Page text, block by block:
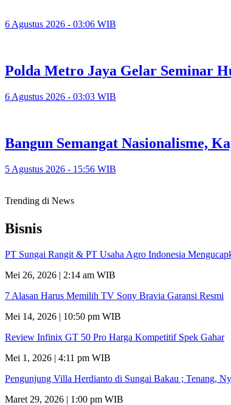
6 Agustus 2026 - 03:06 WIB
Polda Metro Jaya Gelar Seminar
6 Agustus 2026 - 03:03 WIB
Bangun Semangat Nasionalisme,
5 Agustus 2026 - 15:56 WIB
Trending di News
Bisnis
PT Sungai Rangit & PT Usaha Agro Indonesia
Mei 26, 2026 | 2:14 am WIB
7 Alasan Harus Memilih TV Sony Bravia Garansi Resmi
Mei 14, 2026 | 10:50 pm WIB
Review Infinix GT 50 Pro Harga Kompetitif Spek Gahar
Mei 1, 2026 | 4:11 pm WIB
Pengunjung Villa Herdianto di Sungai Bakau ; Tenang,
Maret 29, 2026 | 1:00 pm WIB